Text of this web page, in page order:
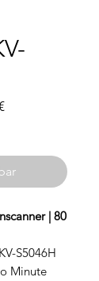
Sale-
| 80
S5046H
Minute